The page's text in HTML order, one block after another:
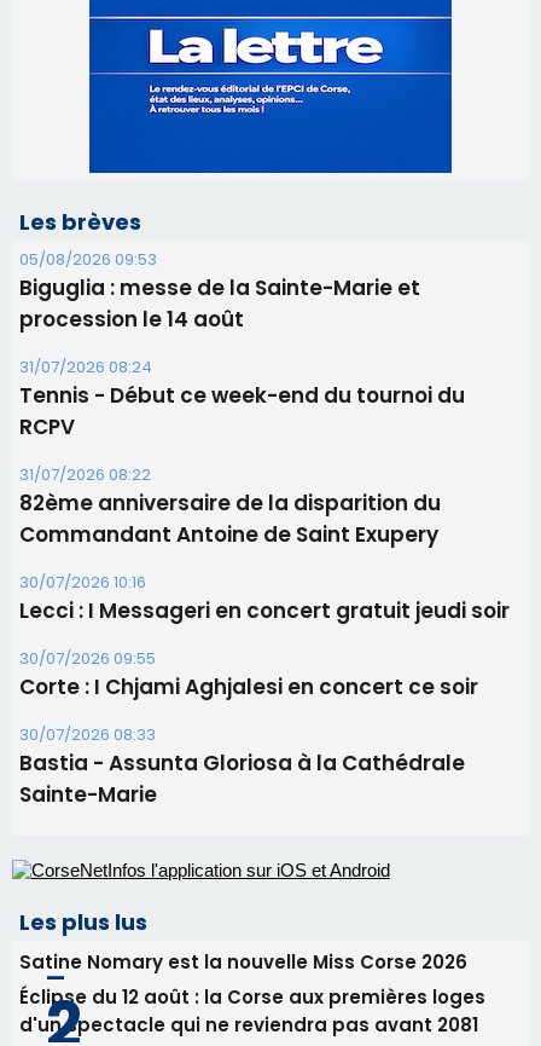
Les brèves
05/08/2026 09:53
Biguglia : messe de la Sainte-Marie et
procession le 14 août
31/07/2026 08:24
Tennis - Début ce week-end du tournoi du
RCPV
31/07/2026 08:22
82ème anniversaire de la disparition du
Commandant Antoine de Saint Exupery
30/07/2026 10:16
Lecci : I Messageri en concert gratuit jeudi soir
30/07/2026 09:55
Corte : I Chjami Aghjalesi en concert ce soir
30/07/2026 08:33
Bastia - Assunta Gloriosa à la Cathédrale
Sainte-Marie
Les plus lus
Satine Nomary est la nouvelle Miss Corse 2026
Éclipse du 12 août : la Corse aux premières loges
d'un spectacle qui ne reviendra pas avant 2081